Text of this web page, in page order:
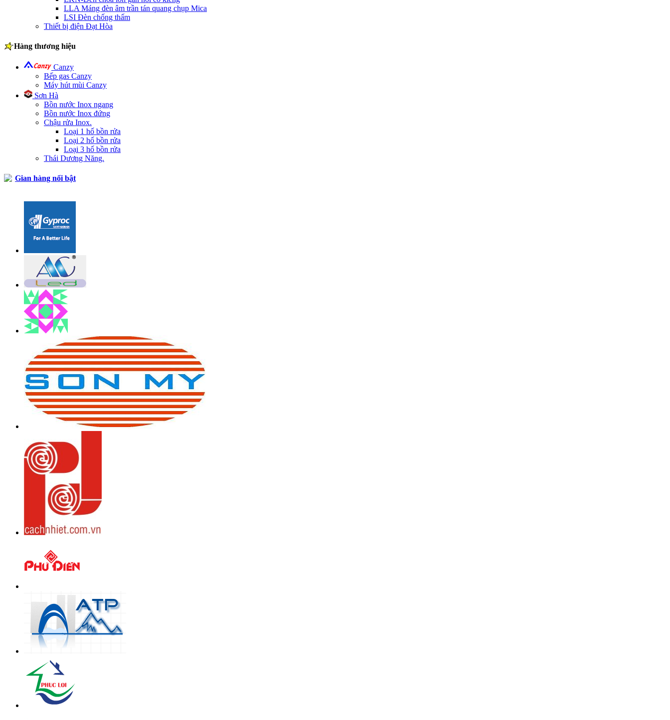
LLA Máng đèn âm trần tán quang chụp Mica
LSI Đèn chống thấm
Thiết bị điện Đạt Hòa
Hàng thương hiệu
Canzy
Bếp gas Canzy
Máy hút mùi Canzy
Sơn Hà
Bồn nước Inox ngang
Bồn nước Inox đứng
Chậu rửa Inox.
Loại 1 hố bồn rửa
Loại 2 hố bồn rửa
Loại 3 hố bồn rửa
Thái Dương Năng.
Gian hàng nổi bật